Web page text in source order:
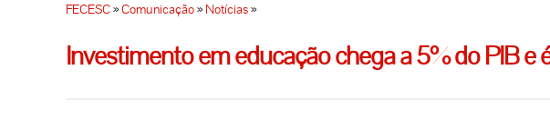
FECESC»Comunicação»Notícias»
Investimento em educação chega a 5% do PIB e